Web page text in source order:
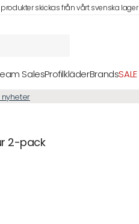
skickas från vårt svenska lager
SalesProfilkläderBrandsSALE
nyheter
2-pack